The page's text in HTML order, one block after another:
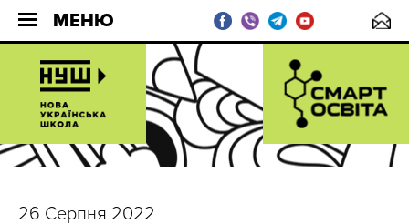
МЕНЮ
26 Серпня 2022